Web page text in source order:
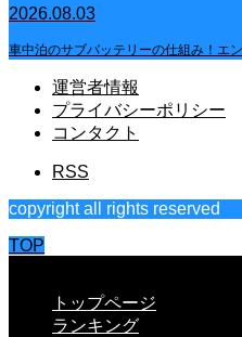
2026.08.03
車中泊のサブバッテリーの仕組み！エ
運営者情報
プライバシーポリシー
コンタクト
RSS
copyright all rights reserved
TOP
トップページ
ランキング